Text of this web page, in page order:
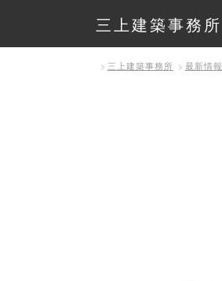
三上建築事務所
三上建築事務所 最新情報